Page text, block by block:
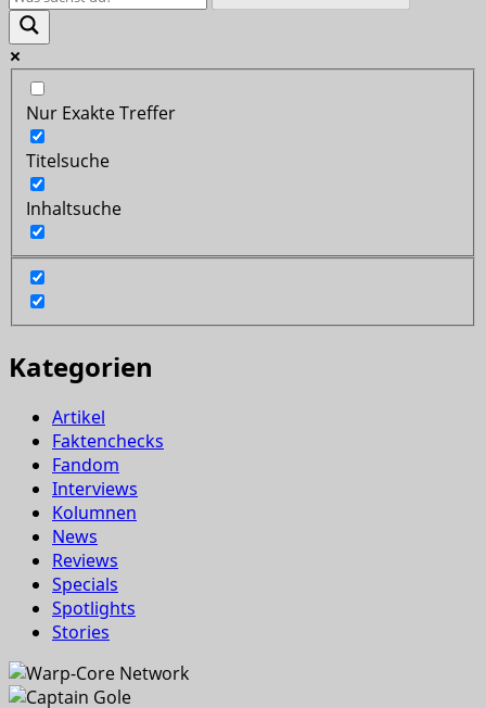
Nur Exakte Treffer
Titelsuche
Inhaltsuche
Kategorien
Artikel
Faktenchecks
Fandom
Interviews
Kolumnen
News
Reviews
Specials
Spotlights
Stories